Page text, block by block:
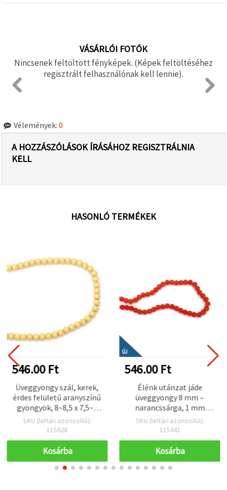
VÁSÁRLÓI FOTÓK
Nincsenek feltöltött fényképek. (Képek feltöltéséhez
regisztrált felhasználónak kell lennie).
Vélemények: 0
A HOZZÁSZÓLÁSOK ÍRÁSÁHOZ REGISZTRÁLNIA
KELL
HASONLÓ TERMÉKEK
546.00 Ft
Üveggyöngy szál, kerek,
érdes felületű aranyszínű
gyöngyök, 8~8,5 x 7,5~8
mm, furat 1,5 mm, ~106
db – DIY ékszer- és
SKU (leltári azonosító):
115628
Kosárba
ÚJ
546.00 Ft
Élénk utánzat jáde
üveggyöngy 8 mm –
narancssárga, 1 mm
furat, szál kb. 100 db –
tökéletes ragyogó
kreatív kézműves
SKU (leltári azonosító):
115441
Kosárba